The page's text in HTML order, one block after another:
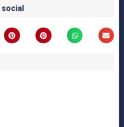
social